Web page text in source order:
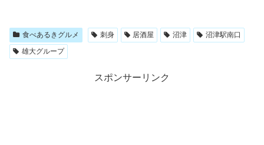
食べあるきグルメ 刺身 居酒屋 沼津
沼津駅南口
雄大グループ
スポンサーリンク